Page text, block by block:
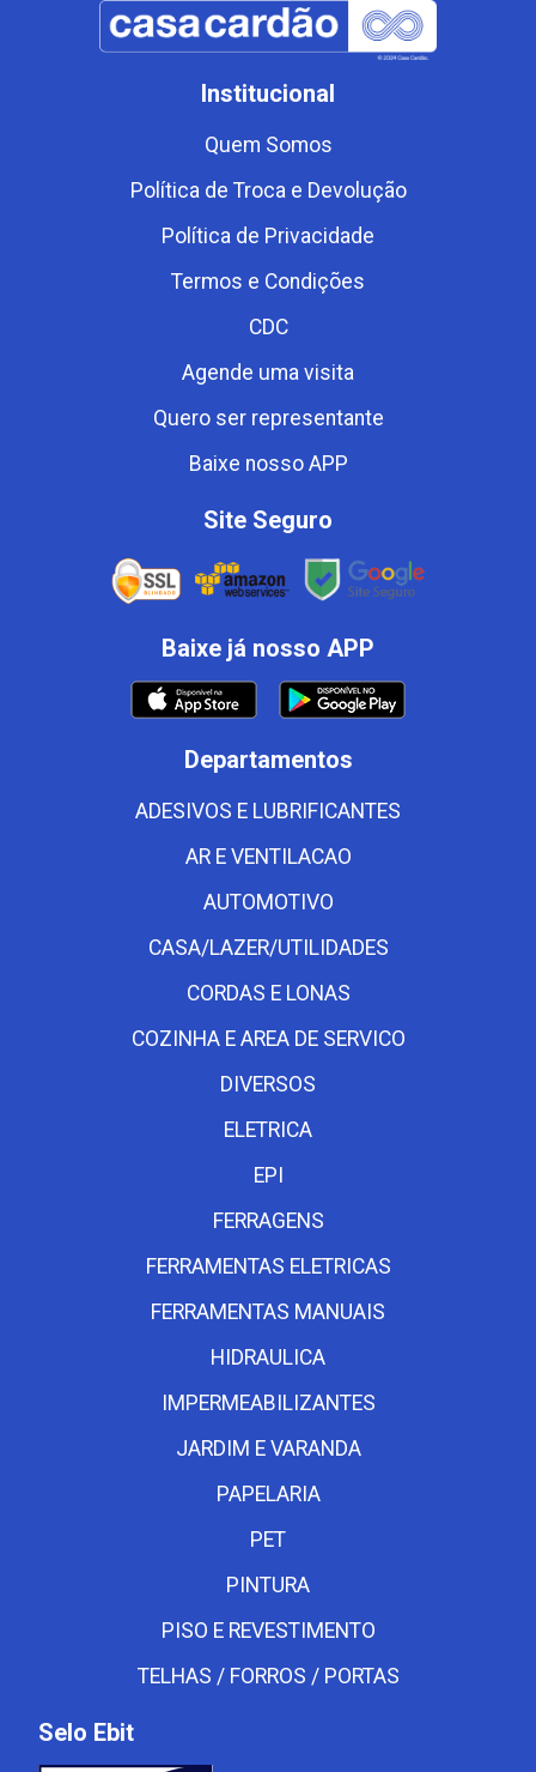
Institucional
Quem Somos
Política de Troca e Devolução
Política de Privacidade
Termos e Condições
CDC
Agende uma visita
Quero ser representante
Baixe nosso APP
Site Seguro
Baixe já nosso APP
Departamentos
ADESIVOS E LUBRIFICANTES
AR E VENTILACAO
AUTOMOTIVO
CASA/LAZER/UTILIDADES
CORDAS E LONAS
COZINHA E AREA DE SERVICO
DIVERSOS
ELETRICA
EPI
FERRAGENS
FERRAMENTAS ELETRICAS
FERRAMENTAS MANUAIS
HIDRAULICA
IMPERMEABILIZANTES
JARDIM E VARANDA
PAPELARIA
PET
PINTURA
PISO E REVESTIMENTO
TELHAS / FORROS / PORTAS
Selo Ebit